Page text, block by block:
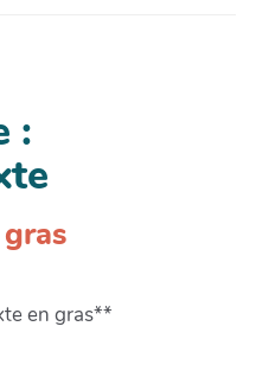
:
en gras**